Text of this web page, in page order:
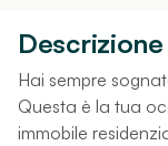
Descrizione
Hai sempre
Questa è la tua
immobile